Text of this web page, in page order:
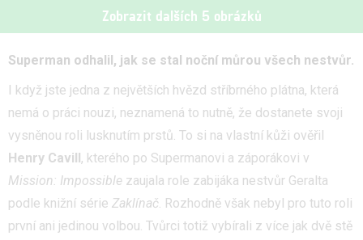
Zobrazit dalších 5 obrázků
Superman odhalil, jak se stal noční můrou všech nestvůr.
I když jste jedna z největších hvězd stříbrného plátna, která
nemá o práci nouzi, neznamená to nutně, že dostanete svoji
vysněnou roli lusknutím prstů. To si na vlastní kůži ověřil
Henry Cavill , kterého po Supermanovi a záporákovi v
Mission: Impossible zaujala role zabijáka nestvůr Geralta
podle knižní série Zaklínač. Rozhodně však nebyl pro tuto roli
první ani jedinou volbou. Tvůrci totiž vybírali z více jak dvě stě